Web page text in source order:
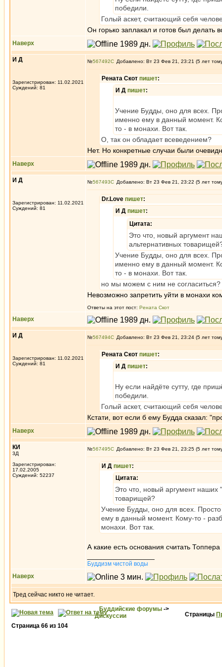
победили.
Голый аскет, считающий себя
Он горько заплакал и готов был делать
Наверх
И Д
Зарегистрирован: 11.02.2021
Суждений: 81
№567492 Добавлено: Вт 23 Фев 21, 23:21 (5 лет
Рената Скот пишет:
И Д пишет:
Учение Будды, оно для всех.
именно ему в данный момент.
то - в монахи. Вот так.
О, так он обладает всеведением?
Нет. Но конкретные случаи были
Наверх
И Д
Зарегистрирован: 11.02.2021
Суждений: 81
№567493 Добавлено: Вт 23 Фев 21, 23:22 (5 лет
Dr.Love пишет:
И Д пишет:
Цитата:
Это что, новый аргумент
альтернативных
Учение Будды, оно для всех.
именно ему в данный момент.
то - в монахи. Вот так.
но мы можем с ним не
Невозможно запретить уйти в монахи
Ответы на этот пост: Рената Скот
Наверх
И Д
Зарегистрирован: 11.02.2021
Суждений: 81
№567494 Добавлено: Вт 23 Фев 21, 23:24 (5 лет
Рената Скот пишет:
И Д пишет:
Ну если найдёте сутту, где
победили.
Голый аскет, считающий себя
Кстати, вот если б ему Будда сказал:
Наверх
КИ
3Д
Зарегистрирован:
17.02.2005
Суждений: 52237
№567495 Добавлено: Вт 23 Фев 21, 23:25 (5 лет
И Д пишет:
Цитата:
Это что, новый аргумент наших
товарищей?
Учение Будды, оно для всех.
ему в данный момент. Кому-то -
монахи. Вот так.
А какие есть основания считать
Буддизм чистой воды
Наверх
Тред сейчас никто не читает.
Буддийские форумы ->
Дискуссии
Страницы
Страница 66 из 104